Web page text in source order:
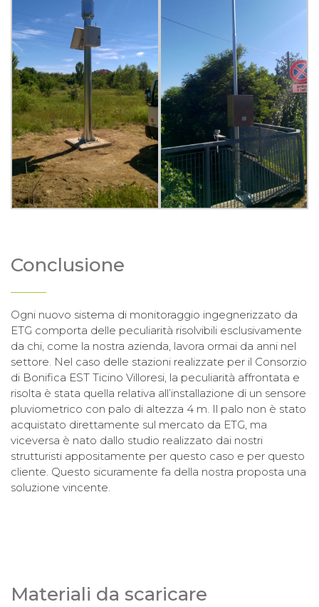
Conclusione
Ogni nuovo sistema di monitoraggio ingegnerizzato da
ETG comporta delle peculiarità risolvibili esclusivamente
da chi, come la nostra azienda, lavora ormai da anni nel
settore. Nel caso delle stazioni realizzate per il Consorzio
di Bonifica EST Ticino Villoresi, la peculiarità affrontata e
risolta è stata quella relativa all’installazione di un sensore
pluviometrico con palo di altezza 4 m. Il palo non è stato
acquistato direttamente sul mercato da ETG, ma
viceversa è nato dallo studio realizzato dai nostri
strutturisti appositamente per questo caso e per questo
cliente. Questo sicuramente fa della nostra proposta una
soluzione vincente.
Materiali da scaricare